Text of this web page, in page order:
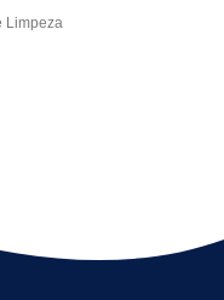
Limpeza